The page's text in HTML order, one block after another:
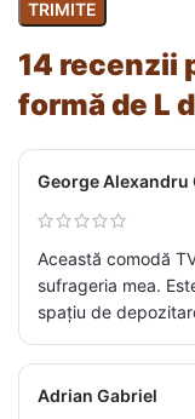
14 recenzii
formă de L
George Alexandru
Această comodă
sufrageria mea.
spațiu de
Adrian Gabriel